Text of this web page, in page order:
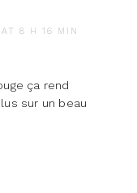
8 H 16 MIN
ça rend
sur un beau